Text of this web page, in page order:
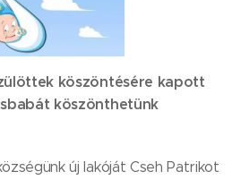
köszöntésére kapott
köszönthetünk
új lakóját Cseh Patrikot